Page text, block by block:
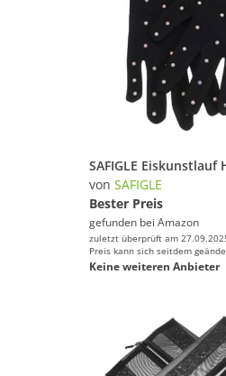
von SAFIGLE
Bester Preis
gefunden bei Amazon
zuletzt überprüft am
Preis kann sich seitdem
Keine weiteren Anbieter